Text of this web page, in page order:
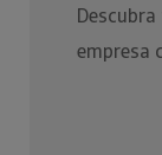
empresa